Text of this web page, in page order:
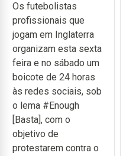
Os futebolistas
profissionais que
jogam em Inglaterra
organizam esta sexta
feira e no sábado um
boicote de 24 horas
às redes sociais, sob
o lema #Enough
[Basta], com o
objetivo de
protestarem contra o